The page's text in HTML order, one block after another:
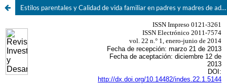
Estilos parentales y Calidad de vida familiar en padres y madres de adolescentes de un establecimiento educacional de la ciudad de Chillán, Chile